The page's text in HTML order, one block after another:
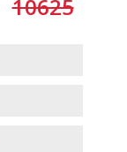
10625